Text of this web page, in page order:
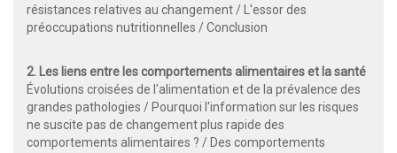
résistances relatives au changement / L'essor des
préoccupations nutritionnelles / Conclusion
2. Les liens entre les comportements alimentaires et la santé
Évolutions croisées de l'alimentation et de la prévalence des
grandes pathologies / Pourquoi l'information sur les risques
ne suscite pas de changement plus rapide des
comportements alimentaires ? / Des comportements